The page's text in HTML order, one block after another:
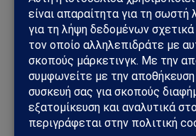
στρατιωτική επιχείρηση – Στο
Bab al-Mandab
Φωτιά στη Δυτική Αττική: Πύρινος
Εκκενώσεις με 112 και μάχη με τις
Μέγαρα: Γυναίκα παρασύρθηκε από
Ανασύρθηκε χωρίς τις αισθήσεις της